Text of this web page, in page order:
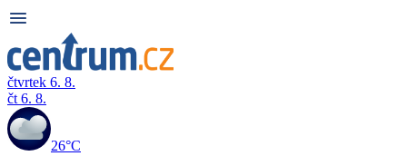
čtvrtek 6. 8.
čt 6. 8.
26°C